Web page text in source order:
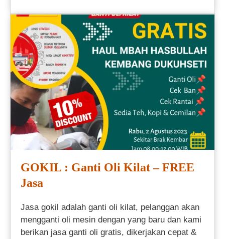
GOKIL : Ganti Oli Kilat – FREE
Jasa
Jasa gokil adalah ganti oli kilat, pelanggan akan
mengganti oli mesin dengan yang baru dan kami
berikan jasa ganti oli gratis, dikerjakan cepat &